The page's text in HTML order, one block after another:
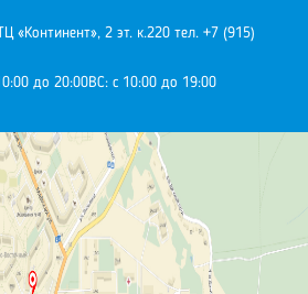
«Континент», 2 эт. к.220 тел. +7 (915)
до 20:00ВС: с 10:00 до 19:00